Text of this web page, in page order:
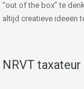
“out of the box” te
altijd creatieve ideeën
NRVT taxateur